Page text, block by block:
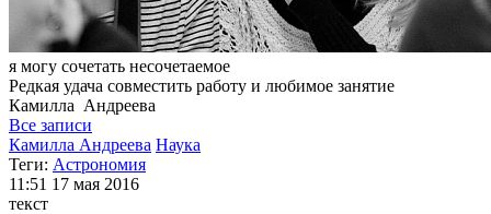
я могу сочетать несочетаемое
Редкая удача совместить работу и любимое занятие
Камилла Андреева
Все записи
Камилла Андреева Наука
Теги: Астрономия
11:51 17 мая 2016
текст